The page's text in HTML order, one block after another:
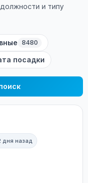
и типу
8480
посадки
дня назад